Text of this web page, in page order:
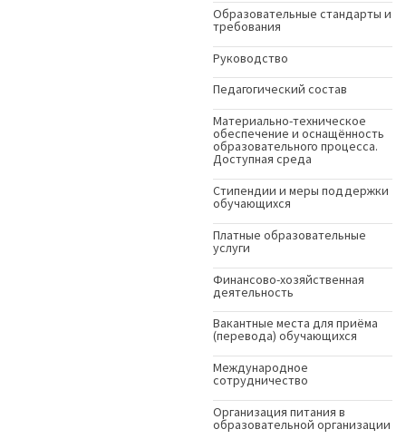
Образовательные стандарты и
требования
Руководство
Педагогический состав
Материально-техническое
обеспечение и оснащённость
образовательного процесса.
Доступная среда
Стипендии и меры поддержки
обучающихся
Платные образовательные
услуги
Финансово-хозяйственная
деятельность
Вакантные места для приёма
(перевода) обучающихся
Международное
сотрудничество
Организация питания в
образовательной организации